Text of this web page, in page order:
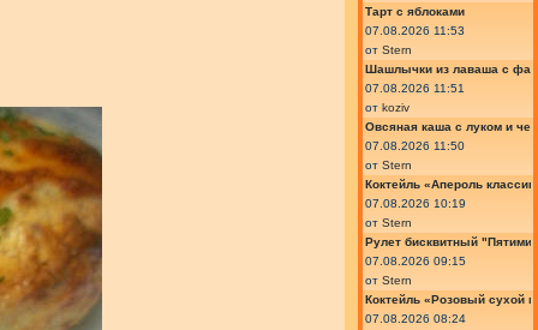
Тарт с яблоками
07.08.2026 11:53
от Stern
Шашлычки из лаваша с
07.08.2026 11:51
от koziv
Овсяная каша с луком и
07.08.2026 11:50
от Stern
Коктейль «Апероль
07.08.2026 10:19
от Stern
Рулет бисквитный
07.08.2026 09:15
от Stern
Коктейль «Розовый сухой
07.08.2026 08:24